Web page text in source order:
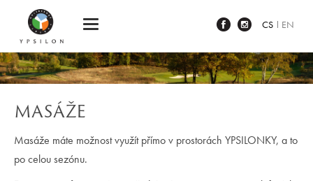
CS EN
MASÁŽE
Masáže máte možnost využít přímo v prostorách YPSILONKY, a to
po celou sezónu.